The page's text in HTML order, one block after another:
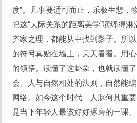
度”。凡事要适可而止，乐极生悲，
把这“人际关系的距离美学”演绎得淋
齐家之理，都能从中找到影子。所
的符号真贴在墙上，天天看看。用
的领悟。读懂了这卦象，也就读懂
会、人与自然相处的法则，自然能
网络。如今这个时代，人脉何其重
是当下年轻人最该好好琢磨的一课。